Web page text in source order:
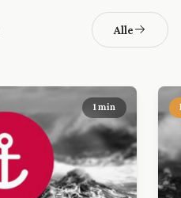
Alle
1 min